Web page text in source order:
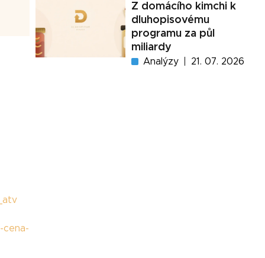
cena-
Z domácího kimchi k
dluhopisovému
programu za půl
miliardy
Analýzy 21. 07. 2026